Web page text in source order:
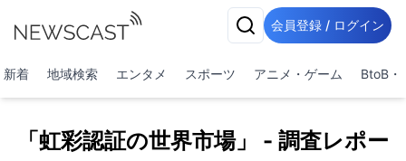
会員登録 / ログイン
新着 地域検索 エンタメ スポーツ アニメ・ゲーム BtoB・
「虹彩認証の世界市場」 - 調査レポー